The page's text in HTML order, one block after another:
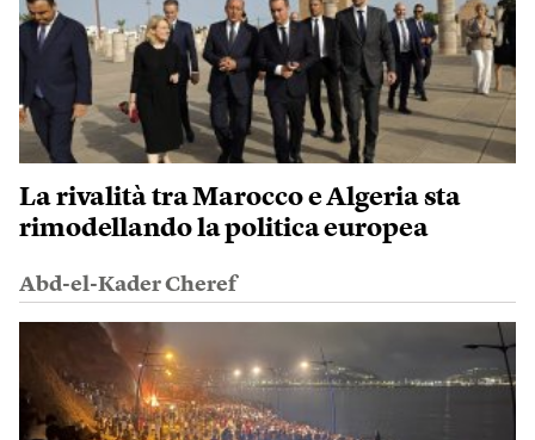
La rivalità tra Marocco e Algeria sta
rimodellando la politica europea
Abd-el-Kader Cheref